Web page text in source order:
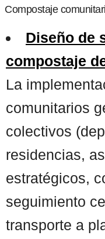
Compostaje
Diseño de
compostaje
La
comunitarios
colectivos
residencias,
estratégicos,
seguimiento
transporte a